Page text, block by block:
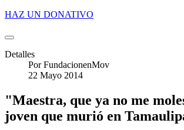
HAZ UN DONATIVO
Detalles
PorFundacionenMov
22 Mayo 2014
"Maestra, que ya no me
joven que murió en